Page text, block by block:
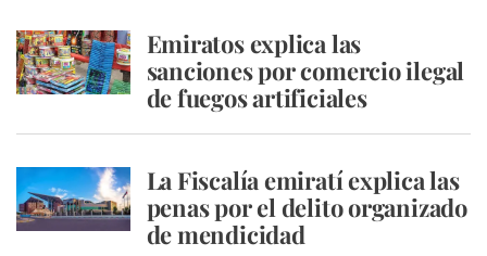
Emiratos explica las
sanciones por comercio ilegal
de fuegos artificiales
La Fiscalía emiratí explica las
penas por el delito organizado
de mendicidad